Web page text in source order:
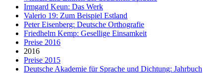
Irmgard Keun: Das Werk
Valerio 19: Zum Beispiel Estland
Peter Eisenberg: Deutsche Orthografie
Friedhelm Kemp: Gesellige Einsamkeit
Preise 2016
2016
Preise 2015
Deutsche Akademie für Sprache und Dichtung: Jahrbuch